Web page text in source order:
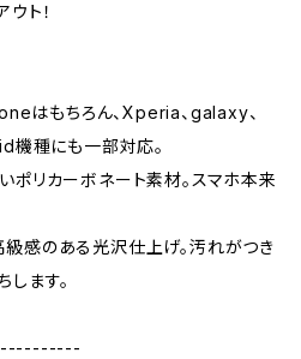
ト！
はもちろん、Xperia、galaxy、
種にも一部対応。
ポリカーボネート素材。スマホ本来
級感のある光沢仕上げ。汚れがつき
します。